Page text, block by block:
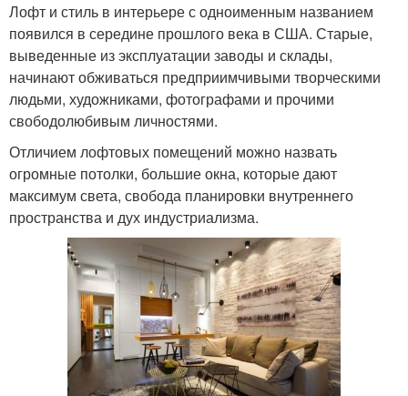
Лофт и стиль в интерьере с одноименным названием
появился в середине прошлого века в США. Старые,
выведенные из эксплуатации заводы и склады,
начинают обживаться предприимчивыми творческими
людьми, художниками, фотографами и прочими
свободолюбивым личностями.
Отличием лофтовых помещений можно назвать
огромные потолки, большие окна, которые дают
максимум света, свобода планировки внутреннего
пространства и дух индустриализма.